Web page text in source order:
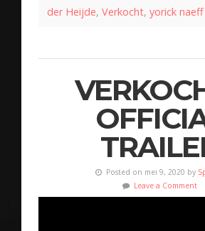
der Heijde, Verkocht, yorick naeff
Posted on mei 9, 2020 by
Leave a Comment